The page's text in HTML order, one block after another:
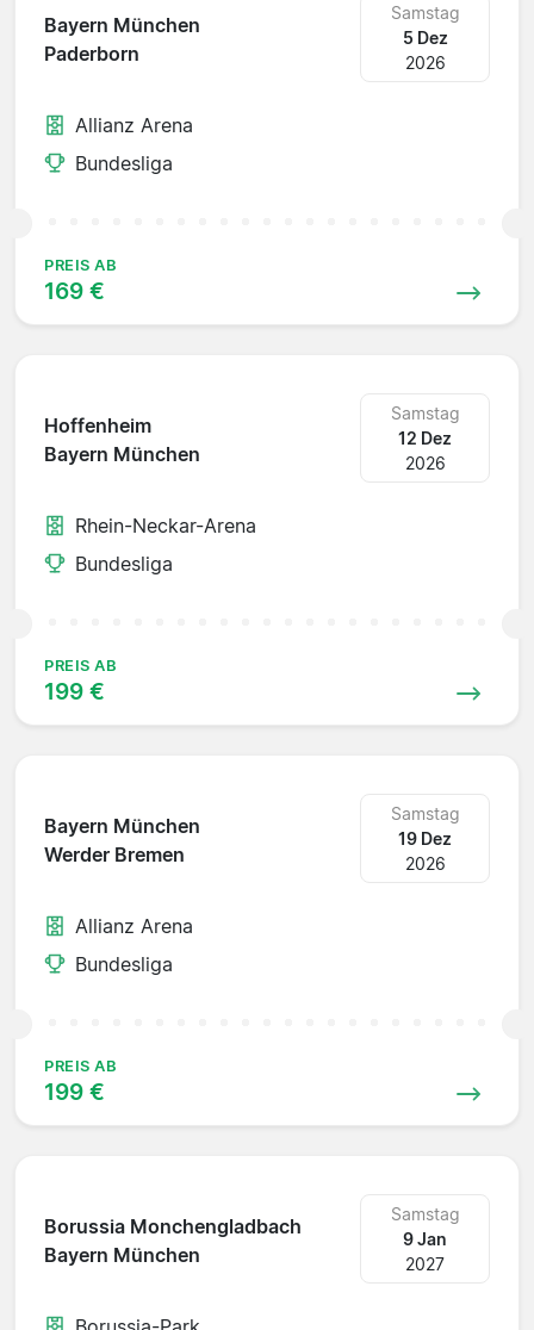
Bayern München
Paderborn
Samstag
5 Dez
2026
Allianz Arena
Bundesliga
PREIS AB
169 €
Hoffenheim
Bayern München
Samstag
12 Dez
2026
Rhein-Neckar-Arena
Bundesliga
PREIS AB
199 €
Bayern München
Werder Bremen
Samstag
19 Dez
2026
Allianz Arena
Bundesliga
PREIS AB
199 €
Borussia Monchengladbach
Bayern München
Samstag
9 Jan
2027